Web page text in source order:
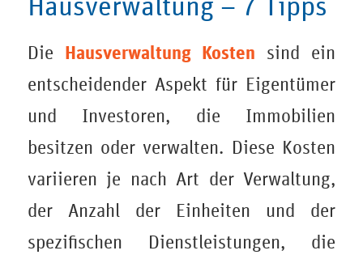
Die Hausverwaltung Kosten sind ein
entscheidender Aspekt für Eigentümer
und Investoren, die Immobilien
besitzen oder verwalten. Diese Kosten
variieren je nach Art der Verwaltung,
der Anzahl der Einheiten und der
spezifischen Dienstleistungen, die